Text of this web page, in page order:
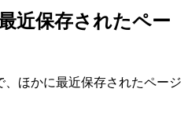
近保存されたペー
ほかに最近保存されたページ